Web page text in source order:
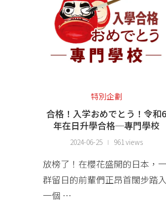
特別企劃
合格！入学おめでとう！令和6
年在日升學合格─專門學校
2024-06-25 961 views
放榜了！在櫻花盛開的日本，
群留日的前輩們正昂首闊步踏入
一個 …